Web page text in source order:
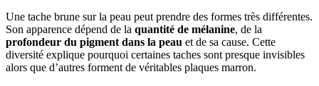
Une tache brune sur la peau peut prendre des formes très différentes.
Son apparence dépend de la quantité de mélanine, de la
profondeur du pigment dans la peau et de sa cause. Cette
diversité explique pourquoi certaines taches sont presque invisibles
alors que d’autres forment de véritables plaques marron.